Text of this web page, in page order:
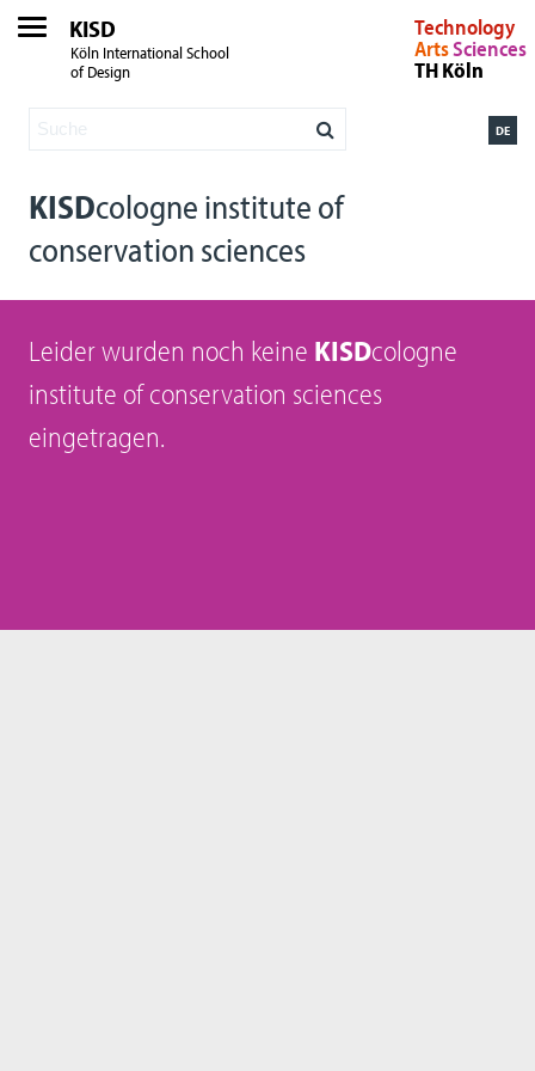
KISD
Köln International School
of Design
Technology
ArtsSciences
TH Köln
DE
KISDcologne institute of
conservation sciences
Leider wurden noch keine KISDcologne
institute of conservation sciences
eingetragen.